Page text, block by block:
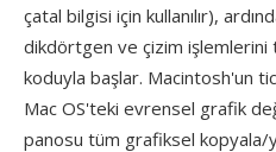
çatal bilgisi için kullanılır),
dikdörtgen ve çizim işlemlerini
koduyla başlar. Macintosh'un
Mac OS'teki evrensel grafik
panosu tüm grafiksel kopyala/